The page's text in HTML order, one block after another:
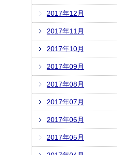
2017年12月
2017年11月
2017年10月
2017年09月
2017年08月
2017年07月
2017年06月
2017年05月